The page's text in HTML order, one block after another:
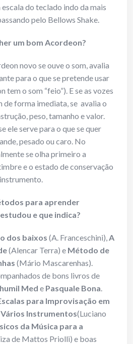
do teclado indo da mais
pelo Bellows Shake.
um bom Acordeon?
novo se ouve o som, avalia
para o que se pretende usar
tem o som “feio”). E se as vozes
de forma imediata, se avalia o
peso, tamanho e valor.
ele serve para o que se quer
pesado ou caro. No
se olha primeiro a
e o estado de conservação
para aprender
e que indica?
dos baixos (A. Franceschini),A
(Alencar Terra) e Método de
(Mário Mascarenhas).
de bons livros de
Med e Pasquale Bona.
para Improvisação em
Instrumentos(Luciano
da Música para a
de Mattos Priolli) e boas